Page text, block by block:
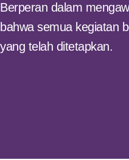
Berperan dalam
bahwa semua kegiatan
yang telah ditetapkan.